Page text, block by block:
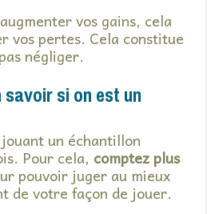
vos gains, cela
vos pertes. Cela constitue
négliger.
si on est un
un échantillon
Pour cela, comptez plus
pouvoir juger au mieux
de votre façon de jouer.